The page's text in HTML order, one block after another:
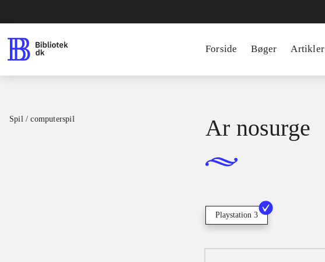
Forside Bøger Artikler
Spil / computerspil Ar nosurge
Playstation 3